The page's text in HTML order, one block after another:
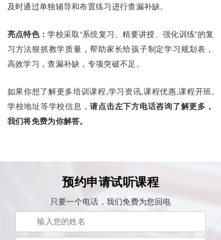
及时通过单独辅导和布置练习进行查漏补缺。
亮点特色：学校采取“系统复习、精要讲授、强化训练”的复
习方法狠抓教学质量，帮助家长给孩子制定学习规划表，
高效学习，查漏补缺，专项突破不足。
如果你想了解更多培训课程,学习资讯,课程优惠,课程开班,
学校地址等学校信息，请点击左下方电话咨询了解更多，
我们将免费为你解答。
预约申请试听课程
只要一个电话，我们免费为您回电